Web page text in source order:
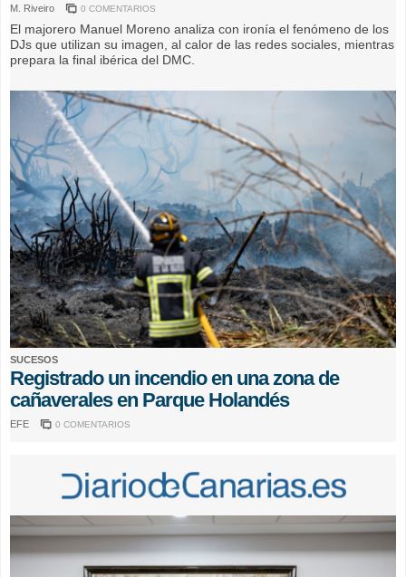
M. Riveiro 0 COMENTARIOS
El majorero Manuel Moreno analiza con ironía el fenómeno de los
DJs que utilizan su imagen, al calor de las redes sociales, mientras
prepara la final ibérica del DMC.
SUCESOS
Registrado un incendio en una zona de
cañaverales en Parque Holandés
EFE 0 COMENTARIOS